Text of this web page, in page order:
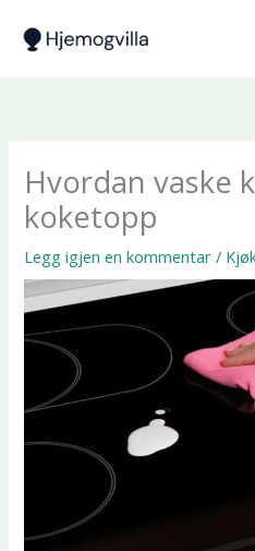
rett
Hvordan vaske
koketopp
Legg igjen en kommentar /